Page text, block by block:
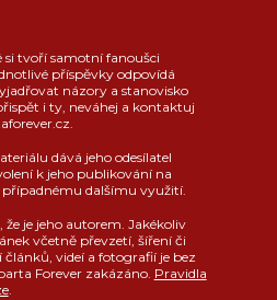
si tvoří samotní fanoušci
příspěvky odpovídá
názory a stanovisko
i ty, neváhej a kontaktuj
dává jeho odesílatel
k jeho publikování na
dalšímu využití.
je jeho autorem. Jakékoliv
včetně převzetí, šíření či
videí a fotografií je bez
Forever zakázáno. Pravidla
.